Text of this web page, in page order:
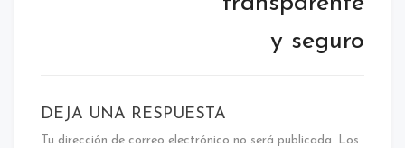
y seguro
DEJA UNA RESPUESTA
Tu dirección de correo electrónico no será publicada. Los